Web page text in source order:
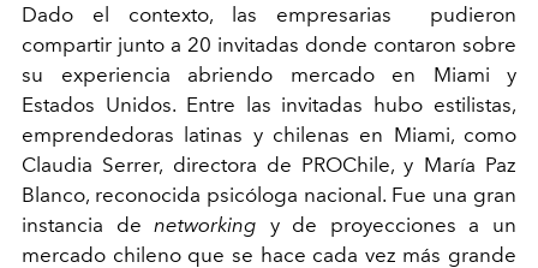
Dado el contexto, las empresarias pudieron
compartir junto a 20 invitadas donde contaron sobre
su experiencia abriendo mercado en Miami y
Estados Unidos. Entre las invitadas hubo estilistas,
emprendedoras latinas y chilenas en Miami, como
Claudia Serrer, directora de PROChile, y María Paz
Blanco, reconocida psicóloga nacional. Fue una gran
instancia denetworking y de proyecciones a un
mercado chileno que se hace cada vez más grande